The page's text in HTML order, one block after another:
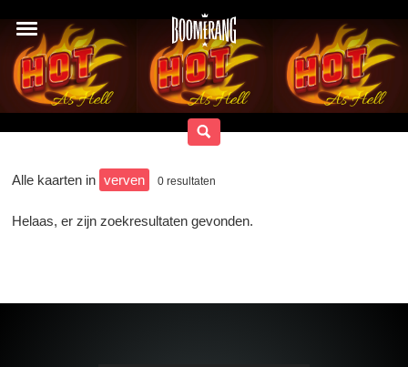
Alle kaarten in verven 0 resultaten
Helaas, er zijn zoekresultaten gevonden.